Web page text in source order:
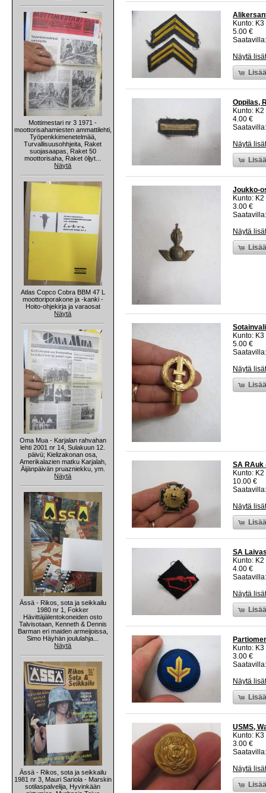
Mottimestari nr 3 1971 -
moottorisahamiesten ammattilehti,
Työpenkkimenetelmää,
Turvallisuusohhjeita, Raket
suojasaapas, Raket 50
moottorisaha, Raket öljyt...
Näytä
Atlas Copco Cobra BBM 47 L
moottoriporakone ja -kanki -
Hoito-ohjekirja ja varaosat
Näytä
Oma Mua - Karjalan rahvahan
lehti 2001 nr 14, Sulakuun 12.
päivü; Kielizakonan osa,
Amerikalazien matku Karjalah,
Äijänpäivän pruazniekku, ym.
Näytä
Ässä - Rikos, sota ja seikkailu
1980 nr 1, Fokker
Hävittäjälentokoneiden osto
Talvisotaan, Kenneth & Dennis
Barman eri maiden armeijoissa,
Simo Häyhän joululahja...
Näytä
Ässä - Rikos, sota ja seikkailu
1981 nr 3, Mauri Sariola - Marskin
sotilaspalvelija, Hyvinkään
Kunto:
5.00 €
Näytä
Oppilas,
Kunto:
4.00 €
Näytä
Joukko-
Kunto:
3.00 €
Näytä
Kunto:
5.00 €
Näytä
SA RAuk
Kunto:
10.00 €
Näytä
SA
Kunto:
4.00 €
Näytä
Kunto:
3.00 €
Näytä
USMS,
Kunto:
3.00 €
Näytä